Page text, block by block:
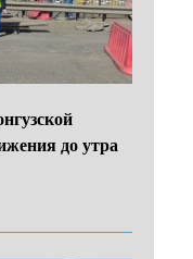
до утра